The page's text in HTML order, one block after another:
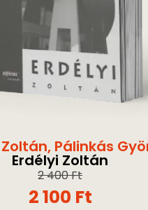
, Pálinkás
Erdélyi Zoltán
2 400Ft
2 100 Ft